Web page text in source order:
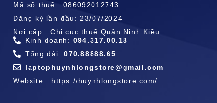
Mã số thuế : 086092012743
Đăng ký lần đầu: 23/07/2024
Nơi cấp : Chi cục thuế Quận Ninh Kiều
Kinh doanh:094.317.00.18
Tổng đài: 070.88888.65
laptophuynhlongstore@gmail.com
Website : https://huynhlongstore.com/